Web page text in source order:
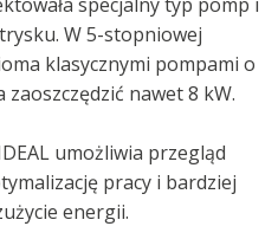
W 5-stopniowej
klasycznymi pompami o
zaoszczędzić nawet 8 kW.
umożliwia przegląd
pracy i bardziej
energii.